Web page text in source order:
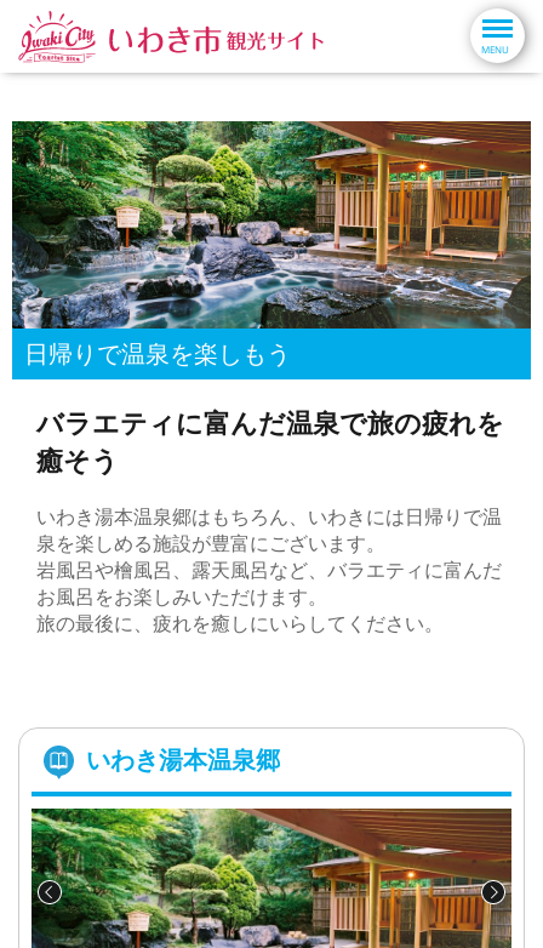
日帰りで温泉を楽しもう
バラエティに富んだ温泉で旅の疲れを
癒そう
いわき湯本温泉郷はもちろん、いわきには日帰りで温
泉を楽しめる施設が豊富にございます。
岩風呂や檜風呂、露天風呂など、バラエティに富んだ
お風呂をお楽しみいただけます。
旅の最後に、疲れを癒しにいらしてください。
いわき湯本温泉郷